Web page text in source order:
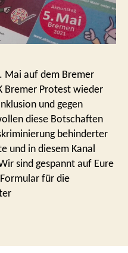
Mai auf dem Bremer
Bremer Protest wieder
und gegen
diese Botschaften
behinderter
und in diesem Kanal
sind gespannt auf Eure
für die